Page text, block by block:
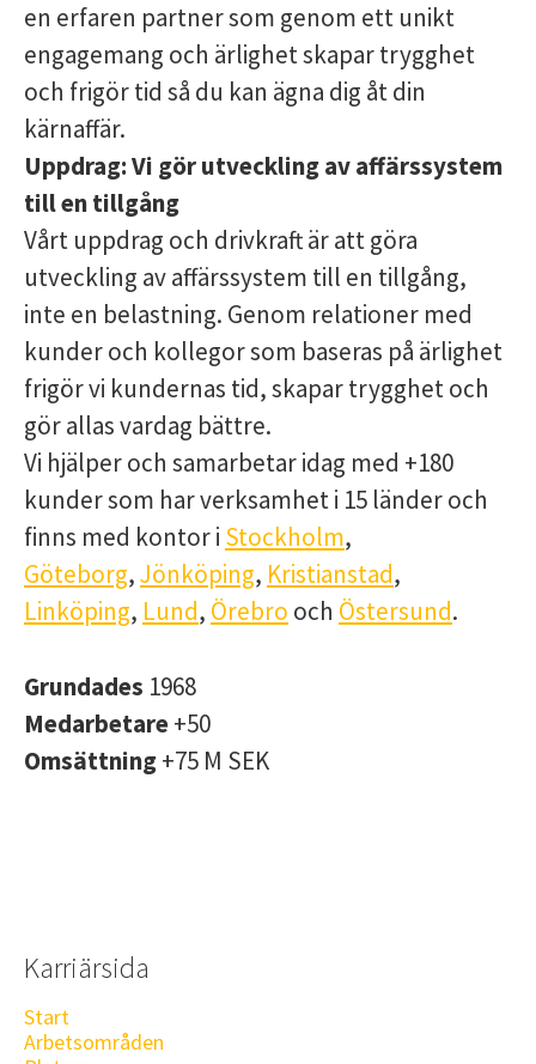
en erfaren partner som genom ett unikt
engagemang och ärlighet skapar trygghet
och frigör tid så du kan ägna dig åt din
kärnaffär.
Uppdrag:Vi gör utveckling av affärssystem
till en tillgång
Vårt uppdrag och drivkraft är att göra
utveckling av affärssystem till en tillgång,
inte en belastning. Genom relationer med
kunder och kollegor som baseras på ärlighet
frigör vi kundernas tid, skapar trygghet och
gör allas vardag bättre.
Vi hjälper och samarbetar idag med +180
kunder som har verksamhet i 15 länder och
finns med kontor i Stockholm,
Göteborg,Jönköping, Kristianstad,
Linköping, Lund, Örebro och Östersund.
Grundades 1968
Medarbetare+50
Omsättning+75 M SEK
Karriärsida
Start
Arbetsområden